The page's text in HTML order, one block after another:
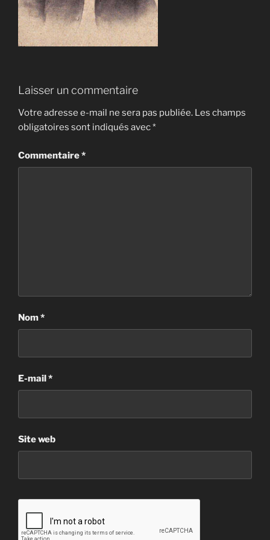
Laisser un commentaire
Votre adresse e-mail ne sera pas publiée. Les champs
obligatoires sont indiqués avec*
Commentaire*
Nom*
E-mail*
Site web